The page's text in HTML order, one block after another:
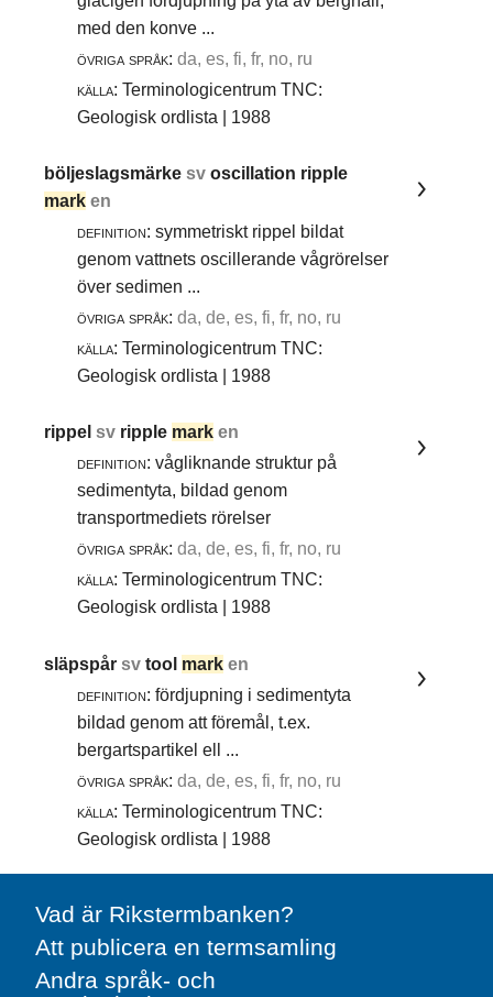
med den konve ...
övriga språk: da, es, fi, fr, no, ru
källa: Terminologicentrum TNC:
Geologisk ordlista | 1988
böljeslagsmärkesvoscillation ripple
mark en
definition: symmetriskt rippel bildat
genom vattnets oscillerande vågrörelser
över sedimen ...
övriga språk: da, de, es, fi, fr, no, ru
källa: Terminologicentrum TNC:
Geologisk ordlista | 1988
rippelsv ripple mark en
definition: vågliknande struktur på
sedimentyta, bildad genom
transportmediets rörelser
övriga språk: da, de, es, fi, fr, no, ru
källa: Terminologicentrum TNC:
Geologisk ordlista | 1988
släpspårsvtool mark en
definition: fördjupning i sedimentyta
bildad genom att föremål, t.ex.
bergartspartikel ell ...
övriga språk: da, de, es, fi, fr, no, ru
källa: Terminologicentrum TNC:
Geologisk ordlista | 1988
Vad är Rikstermbanken?
Att publicera en termsamling
Andra språk- och